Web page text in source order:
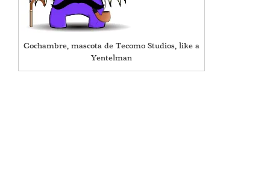
Cochambre, mascota de Tecomo Studios, like a
Yentelman